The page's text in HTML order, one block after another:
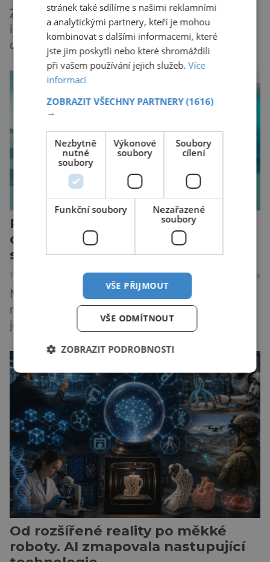
Způsob, jakým způsobem tvůrci umělé
inteligence mění svět ze dne na den, nemá v
dějinách lidstva obdoby. Avšak, zatímco většina
pozornosti se soustředí na chatboty,
generování obrázků nebo automatizaci práce,
méně nápadné riziko. Podle některých
pokročilé systémy AI výrazně usnadnit
kybernetické útoky […]
Peugeot E-208: Francouzské lvíče
dospělo. Nabízí rekordní dojezd,
styl i radost z jízdy
TECHNIKA 16.7.2026
Malé elektromobily už dávno nejsou jen
městskými přibližovadly. Nový Peugeot E-208
je toho důkazem. Francouzský hatchback si
dojezd a modernější technologie, ale hlavně
ukazuje, že i kompaktní elektromobil může být
autem, se kterým bez obav vyrazíte za hranice
města Peugeot se u modelu 208 trefil do
černého už […]
Od rozšířené reality po měkké
roboty. AI zmapovala nastupující
stránek také sdílíme s našimi reklamními
a analytickými partnery, kteří je mohou
kombinovat s dalšími informacemi, které
jste jim poskytli nebo které shromáždili
při vašem používání jejich služeb.Více
informací
ZOBRAZIT VŠECHNY PARTNERY(1616)
→
Nezbytně
nutné
soubory
Výkonové
soubory
Soubory
cílení
Funkční soubory
Nezařazené
soubory
VŠE PŘIJMOUT
VŠE ODMÍTNOUT
ZOBRAZIT PODROBNOSTI